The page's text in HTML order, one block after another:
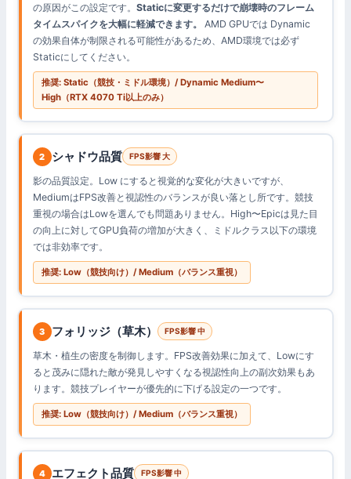
の原因がこの設定です。 Staticに変更するだけで崩壊時のフレーム
タイムスパイクを大幅に軽減できます。
AMD GPUでは Dynamic
の効果自体が制限される可能性があるため、AMD環境では必ず
Staticにしてください。
推奨: Static（競技・ミドル環境）/ Dynamic Medium〜
High（RTX 4070 Ti以上のみ）
2 シャドウ品質 FPS影響 大
影の品質設定。Low にすると視覚的な変化が大きいですが、
MediumはFPS改善と視認性のバランスが良い落とし所です。競技
重視の場合はLowを選んでも問題ありません。High〜Epicは見た目
の向上に対してGPU負荷の増加が大きく、ミドルクラス以下の環境
では非効率です。
推奨: Low（競技向け）/ Medium（バランス重視）
3 フォリッジ（草木） FPS影響 中
草木・植生の密度を制御します。FPS改善効果に加えて、Lowにす
ると茂みに隠れた敵が発見しやすくなる視認性向上の副次効果もあ
ります。競技プレイヤーが優先的に下げる設定の一つです。
推奨: Low（競技向け）/ Medium（バランス重視）
4 エフェクト品質 FPS影響 中